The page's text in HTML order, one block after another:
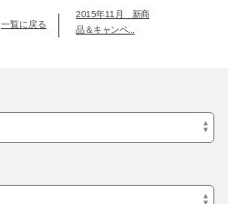
一覧に戻る
2015年11月 新商
品＆キャンペ...